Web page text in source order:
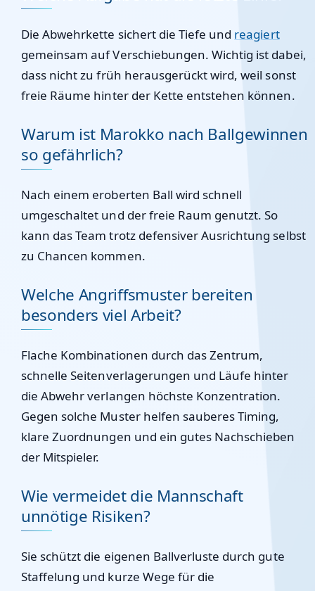
Die Abwehrkette sichert die Tiefe und reagiert
gemeinsam auf Verschiebungen. Wichtig ist dabei,
dass nicht zu früh herausgerückt wird, weil sonst
freie Räume hinter der Kette entstehen können.
Warum ist Marokko nach Ballgewinnen
so gefährlich?
Nach einem eroberten Ball wird schnell
umgeschaltet und der freie Raum genutzt. So
kann das Team trotz defensiver Ausrichtung selbst
zu Chancen kommen.
Welche Angriffsmuster bereiten
besonders viel Arbeit?
Flache Kombinationen durch das Zentrum,
schnelle Seitenverlagerungen und Läufe hinter
die Abwehr verlangen höchste Konzentration.
Gegen solche Muster helfen sauberes Timing,
klare Zuordnungen und ein gutes Nachschieben
der Mitspieler.
Wie vermeidet die Mannschaft
unnötige Risiken?
Sie schützt die eigenen Ballverluste durch gute
Staffelung und kurze Wege für die